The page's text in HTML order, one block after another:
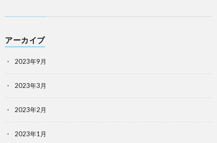
アーカイブ
2023年9月
2023年3月
2023年2月
2023年1月